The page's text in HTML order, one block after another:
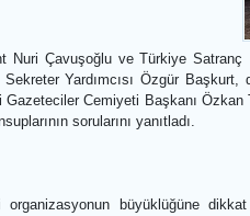
İl Müdürlüğü iş birliğiyle
2026 tarihleri arasında
Bülent Nuri Çavuşoğlu ve
Genel Sekreter
Denizli Gazeteciler
mensuplarının sorularını